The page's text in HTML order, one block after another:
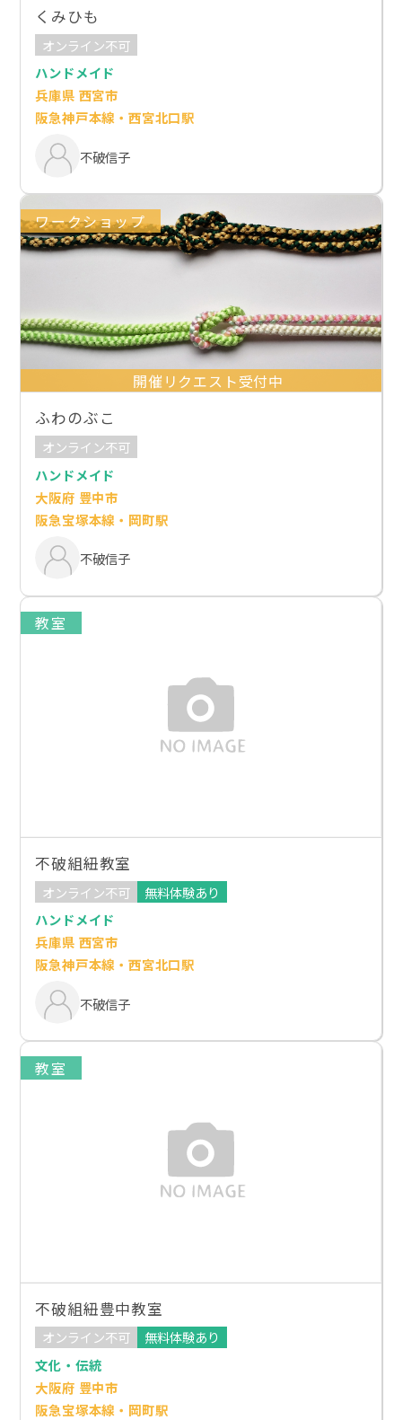
くみひも
オンライン不可
ハンドメイド
兵庫県 西宮市
阪急神戸本線・西宮北口駅
不破信子
ワークショップ
開催リクエスト受付中
ふわのぶこ
オンライン不可
ハンドメイド
大阪府 豊中市
阪急宝塚本線・岡町駅
不破信子
教室
不破組紐教室
オンライン不可
無料体験あり
ハンドメイド
兵庫県 西宮市
阪急神戸本線・西宮北口駅
不破信子
教室
不破組紐豊中教室
オンライン不可
無料体験あり
文化・伝統
大阪府 豊中市
阪急宝塚本線・岡町駅